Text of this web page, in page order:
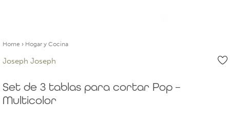
Home › Hogar y Cocina
Joseph Joseph
Set de 3 tablas para cortar Pop –
Multicolor